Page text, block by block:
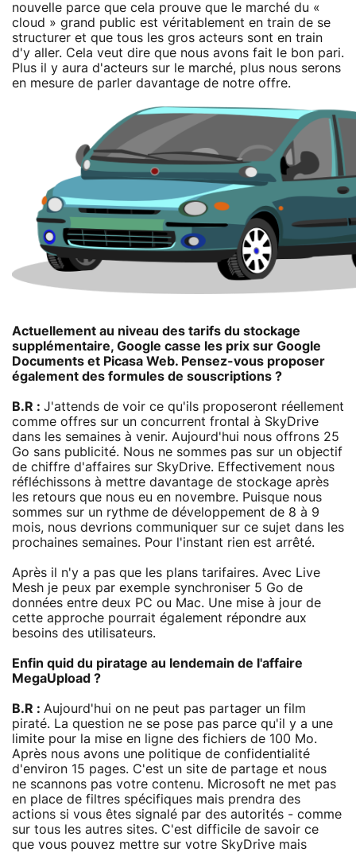
nouvelle parce que cela prouve que le marché du «
cloud » grand public est véritablement en train de se
structurer et que tous les gros acteurs sont en train
d'y aller. Cela veut dire que nous avons fait le bon pari.
Plus il y aura d'acteurs sur le marché, plus nous serons
en mesure de parler davantage de notre offre.
Actuellement au niveau des tarifs du stockage
supplémentaire, Google casse les prix sur Google
Documents et Picasa Web. Pensez-vous proposer
également des formules de souscriptions ?
B.R : J'attends de voir ce qu'ils proposeront réellement
comme offres sur un concurrent frontal à SkyDrive
dans les semaines à venir. Aujourd'hui nous offrons 25
Go sans publicité. Nous ne sommes pas sur un objectif
de chiffre d'affaires sur SkyDrive. Effectivement nous
réfléchissons à mettre davantage de stockage après
les retours que nous eu en novembre. Puisque nous
sommes sur un rythme de développement de 8 à 9
mois, nous devrions communiquer sur ce sujet dans les
prochaines semaines. Pour l'instant rien est arrêté.
Après il n'y a pas que les plans tarifaires. Avec Live
Mesh je peux par exemple synchroniser 5 Go de
données entre deux PC ou Mac. Une mise à jour de
cette approche pourrait également répondre aux
besoins des utilisateurs.
Enfin quid du piratage au lendemain de l'affaire
MegaUpload ?
B.R : Aujourd'hui on ne peut pas partager un film
piraté. La question ne se pose pas parce qu'il y a une
limite pour la mise en ligne des fichiers de 100 Mo.
Après nous avons une politique de confidentialité
d'environ 15 pages. C'est un site de partage et nous
ne scannons pas votre contenu. Microsoft ne met pas
en place de filtres spécifiques mais prendra des
actions si vous êtes signalé par des autorités - comme
sur tous les autres sites. C'est difficile de savoir ce
que vous pouvez mettre sur votre SkyDrive mais